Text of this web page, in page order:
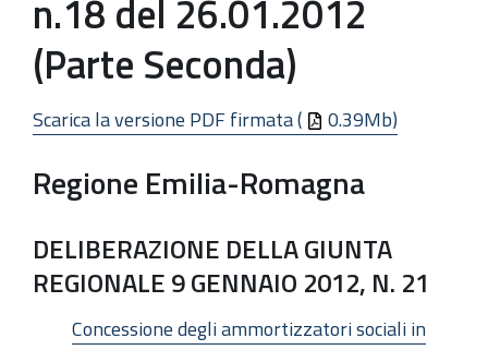
n.18 del 26.01.2012
(Parte Seconda)
Scarica la versione PDF firmata ( 0.39Mb)
Regione Emilia-Romagna
DELIBERAZIONE DELLA GIUNTA
REGIONALE 9 GENNAIO 2012, N. 21
Concessione degli ammortizzatori sociali in